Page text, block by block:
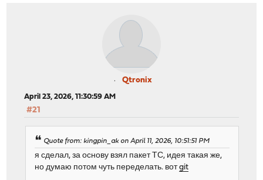
Qtronix
April 23, 2026, 11:30:59 AM
#21
Quote from: kingpin_ak on April 11, 2026, 10:51:51 PM
я сделал, за основу взял пакет ТС, идея такая же,
но думаю потом чуть переделать. вотgit